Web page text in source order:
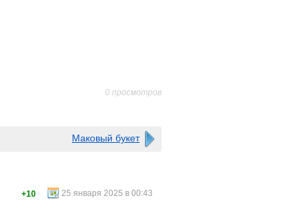
0 просмотров
Маковый букет
25 января 2025 в 00:43
+10